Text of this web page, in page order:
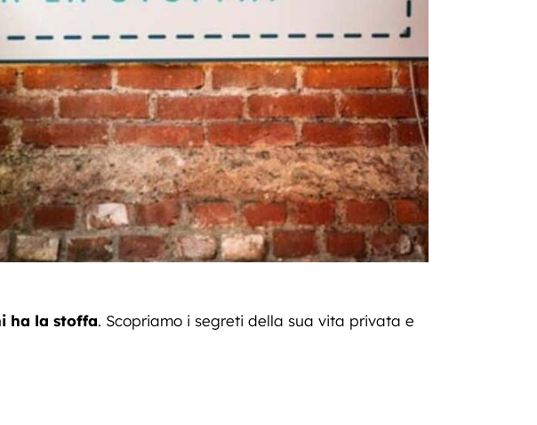
ha la stoffa. Scopriamo i segreti della sua vita privata e